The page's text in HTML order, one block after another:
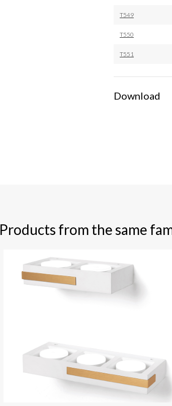
T549
T550
T551
Download
Products from the same